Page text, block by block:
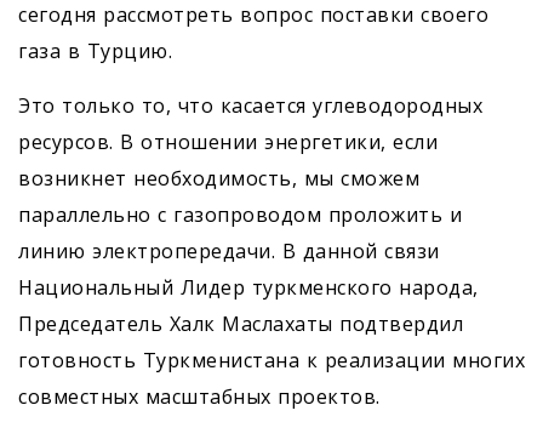
сегодня рассмотреть вопрос поставки своего
газа в Турцию.
Это только то, что касается углеводородных
ресурсов. В отношении энергетики, если
возникнет необходимость, мы сможем
параллельно с газопроводом проложить и
линию электропередачи. В данной связи
Национальный Лидер туркменского народа,
Председатель Халк Маслахаты подтвердил
готовность Туркменистана к реализации многих
совместных масштабных проектов.